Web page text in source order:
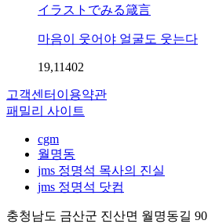
イラストでみる箴言
마음이 웃어야 얼굴도 웃는다
19,11402
고객센터 이용약관
패밀리 사이트
cgm
월명동
jms 정명석 목사의 진실
jms 정명석 닷컴
충청남도 금산군 진산면 월명동길 90